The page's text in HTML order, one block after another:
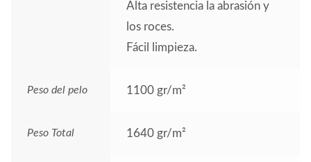
Alta resistencia la abrasión y
los roces.
Fácil limpieza.
Peso del pelo 1100 gr/m²
Peso Total 1640 gr/m²